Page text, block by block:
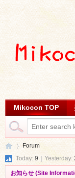
Mikocon TOP
Forum
Today: 9 Yesterday:
お知らせ (Site